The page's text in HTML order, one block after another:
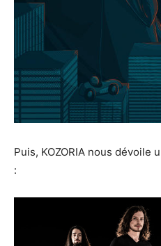
Puis, KOZORIA nous dévoile
: